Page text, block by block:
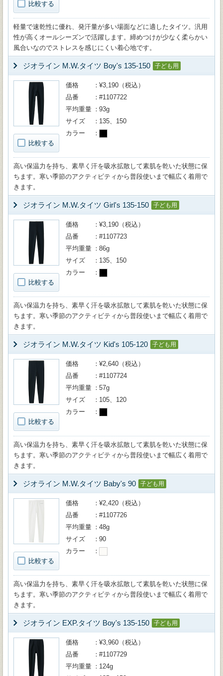
比較する
軽量で速乾性に優れ、発汗量が多い場面などに適したタイツ。汎用
性が高くオールシーズンで活躍します。締めつけが少なく柔らかい
風合いなのでストレスを感じにくい着心地です。
ジオライン M.W.タイツ Boy's 135-150 子ども用
比較する
価格
¥3,190（税込）
品番
#1107722
平均重量
93g
サイズ
135、150
カラー
高い保温力を持ち、素早く汗を吸水拡散して素肌を乾いた状態に保
ちます。寒い季節のアクティビティから普段使いまで幅広く着用で
きます。
ジオライン M.W.タイツ Girl's 135-150 子ども用
比較する
価格
¥3,190（税込）
品番
#1107723
平均重量
86g
サイズ
135、150
カラー
高い保温力を持ち、素早く汗を吸水拡散して素肌を乾いた状態に保
ちます。寒い季節のアクティビティから普段使いまで幅広く着用で
きます。
ジオライン M.W.タイツ Kid's 105-120 子ども用
比較する
価格
¥2,640（税込）
品番
#1107724
平均重量
57g
サイズ
105、120
カラー
高い保温力を持ち、素早く汗を吸水拡散して素肌を乾いた状態に保
ちます。寒い季節のアクティビティから普段使いまで幅広く着用で
きます。
ジオライン M.W.タイツ Baby's 90 子ども用
比較する
価格
¥2,420（税込）
品番
#1107726
平均重量
48g
サイズ
90
カラー
高い保温力を持ち、素早く汗を吸水拡散して素肌を乾いた状態に保
ちます。寒い季節のアクティビティから普段使いまで幅広く着用で
きます。
ジオライン EXP.タイツ Boy's 135-150 子ども用
価格
¥3,960（税込）
品番
#1107729
平均重量
124g